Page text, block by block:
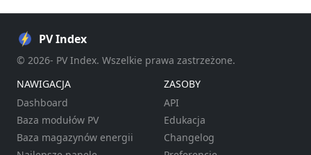
PV Index
© 2026- PV Index. Wszelkie prawa zastrzeżone.
NAWIGACJA
Dashboard
Baza modułów PV
Baza magazynów energii
ZASOBY
API
Edukacja
Changelog